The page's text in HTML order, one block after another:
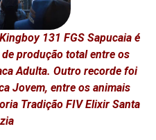
131 FGS Sapucaia é
produção total entre os
Adulta. Outro recorde foi
Jovem, entre os animais
Tradição FIV Elixir Santa